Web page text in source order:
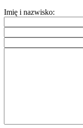
Imię i nazwisko: